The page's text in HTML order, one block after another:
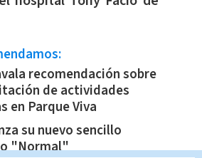
recomendación sobre
de actividades
en Parque Viva
su nuevo sencillo
"Normal"